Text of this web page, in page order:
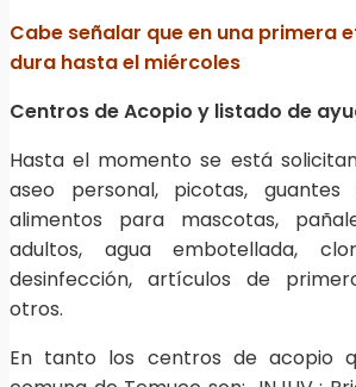
Cabe señalar que en una primera
dura hasta el miércoles
Centros de Acopio y listado de
Hasta el momento se está
aseo personal, picotas, guantes
alimentos para mascotas,
adultos, agua embotellada,
desinfección, artículos de
otros.
En tanto los centros de acopio